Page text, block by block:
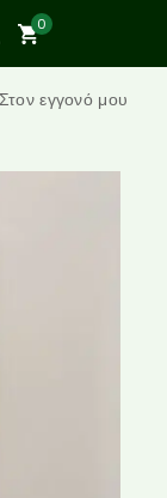
0
εγγονό μου